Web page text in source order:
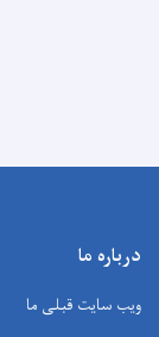
درباره ما
ویب سایت قبلی ما